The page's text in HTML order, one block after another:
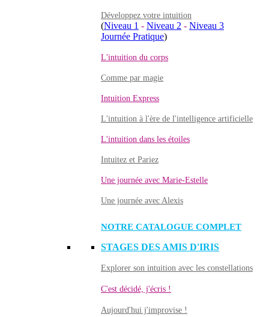
Développez votre intuition
(Niveau 1 - Niveau 2 - Niveau 3
Journée Pratique)
L'intuition du corps
Comme par magie
Intuition Express
L'intuition à l'ère de l'intelligence artificielle
L'intuition dans les étoiles
Intuitez et Pariez
Une journée avec Marie-Estelle
Une journée avec Alexis
NOTRE CATALOGUE COMPLET
STAGES DES AMIS D'IRIS
Explorer son intuition avec les constellations
C'est décidé, j'écris !
Aujourd'hui j'improvise !